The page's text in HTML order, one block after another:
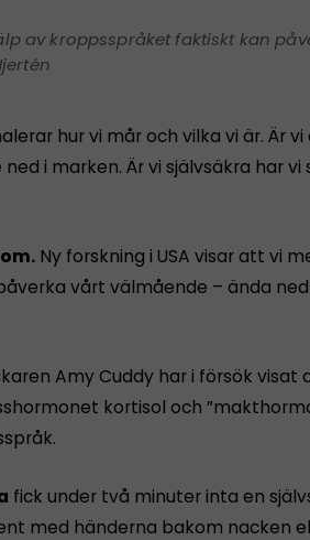
av kroppsspråket faktiskt kan
hur vi mår och vilka vi är. Är vi
i marken. Är vi självsäkra har vi
Ny forskning i USA visar att vi
vårt välmående – ända
Amy Cuddy har i försök visat
kortisol och
fick under två minuter inta en
med händerna bakom nacken